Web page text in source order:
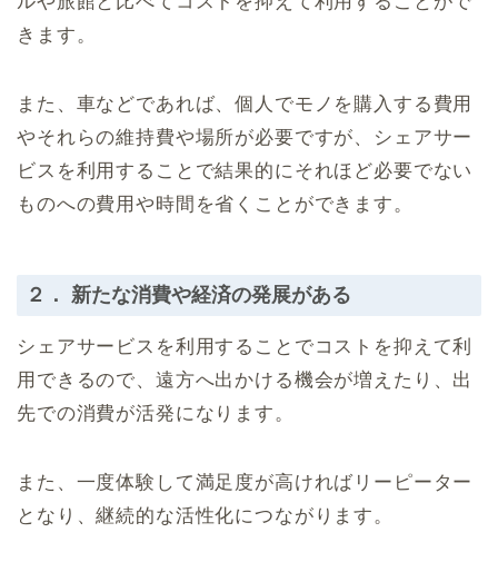
きます。
また、車などであれば、個人でモノを購入する費用
やそれらの維持費や場所が必要ですが、シェアサー
ビスを利用することで結果的にそれほど必要でない
ものへの費用や時間を省くことができます。
２． 新たな消費や経済の発展がある
シェアサービスを利用することでコストを抑えて利
用できるので、遠方へ出かける機会が増えたり、出
先での消費が活発になります。
また、一度体験して満足度が高ければリーピーター
となり、継続的な活性化につながります。